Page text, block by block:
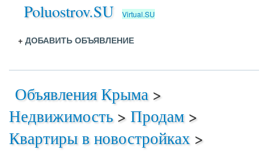
Poluostrov.SU Virtual.SU
+ ДОБАВИТЬ ОБЪЯВЛЕНИЕ
Объявления Крыма >
Недвижимость> Продам >
Квартиры в новостройках >